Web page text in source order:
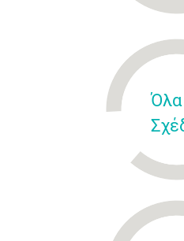
Όλα